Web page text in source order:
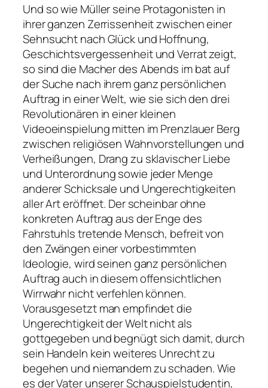
Und so wie Müller seine Protagonisten in
ihrer ganzen Zerrissenheit zwischen einer
Sehnsucht nach Glück und Hoffnung,
Geschichtsvergessenheit und Verrat zeigt,
so sind die Macher des Abends im bat auf
der Suche nach ihrem ganz persönlichen
Auftrag in einer Welt, wie sie sich den drei
Revolutionären in einer kleinen
Videoeinspielung mitten im Prenzlauer Berg
zwischen religiösen Wahnvorstellungen und
Verheißungen, Drang zu sklavischer Liebe
und Unterordnung sowie jeder Menge
anderer Schicksale und Ungerechtigkeiten
aller Art eröffnet. Der scheinbar ohne
konkreten Auftrag aus der Enge des
Fahrstuhls tretende Mensch, befreit von
den Zwängen einer vorbestimmten
Ideologie, wird seinen ganz persönlichen
Auftrag auch in diesem offensichtlichen
Wirrwahr nicht verfehlen können.
Vorausgesetzt man empfindet die
Ungerechtigkeit der Welt nicht als
gottgegeben und begnügt sich damit, durch
sein Handeln kein weiteres Unrecht zu
begehen und niemandem zu schaden. Wie
es der Vater unserer Schauspielstudentin,